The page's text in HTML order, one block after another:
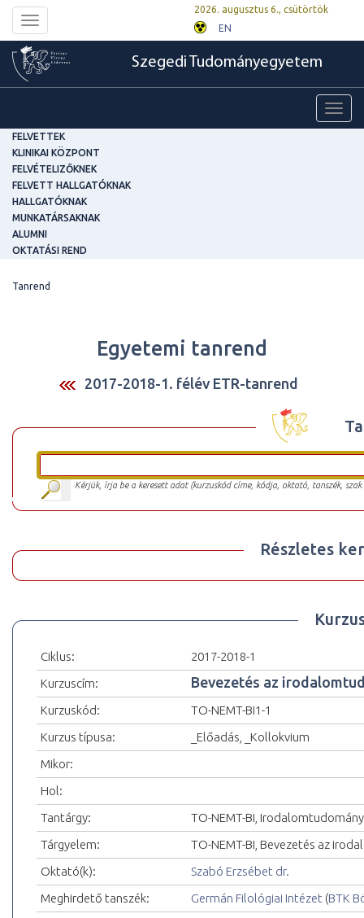
Toggle
navigation
2026. augusztus 6., csütörtök
EN
Szegedi Tudományegyetem
FELVETTEK
KLINIKAI KÖZPONT
FELVÉTELIZŐKNEK
FELVETT HALLGATÓKNAK
HALLGATÓKNAK
MUNKATÁRSAKNAK
ALUMNI
OKTATÁSI REND
Tanrend
Egyetemi tanrend
2017-2018-1. félév ETR-tanrend
Kérjük, írja be a keresett adat (kurzuskód címe, kódja, oktató, tanszék,
Részletes
Ciklus:
2017-2018-1
Kurzuscím:
Bevezetés az
Kurzuskód:
TO-NEMT-BI1-1
Kurzus típusa:
_Előadás, _Kollokvium
Mikor:
Hol:
Tantárgy:
TO-NEMT-BI,
Tárgyelem:
TO-NEMT-BI, Bevezetés az
Oktató(k):
Szabó Erzsébet dr.
Meghirdető tanszék:
Germán Filológiai Intézet (BTK